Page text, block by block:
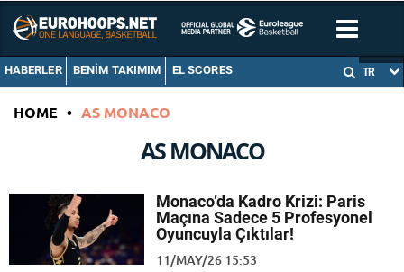
HABERLER BENIM TAKIMIM EL SCORES TR
HOME • AS MONACO
AS MONACO
Monaco’da Kadro Krizi: Paris
Maçına Sadece 5 Profesyonel
Oyuncuyla Çıktılar!
11/MAY/26 15:53